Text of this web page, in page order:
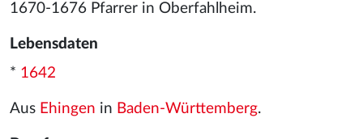
1670-1676 Pfarrer in Oberfahlheim.
Lebensdaten
* 1642
Aus Ehingen in Baden-Württemberg.